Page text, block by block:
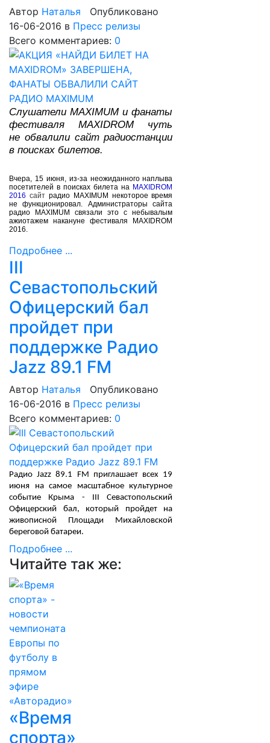
Автор Наталья
Опубликовано
16-06-2016 в Пресс релизы
Всего комментариев: 0
Слушатели MAXIMUM и фанаты
фестиваля MAXIDROM чуть
не обвалили сайт радиостанции
в поисках билетов.
Вчера, 15 июня, из-за неожиданного наплыва
посетителей в поисках билета на MAXIDROM
2016 сайт радио MAXIMUM некоторое время
не функционировал. Администраторы сайта
радио MAXIMUM связали это с небывалым
ажиотажем накануне фестиваля MAXIDROM
2016.
Подробнее ...
III
Севастопольский
Офицерский бал
пройдет при
поддержке Радио
Jazz 89.1 FM
Автор Наталья
Опубликовано
16-06-2016 в Пресс релизы
Всего комментариев: 0
Радио Jazz 89.1 FM приглашает всех 19
июня на самое масштабное культурное
событие Крыма - III Севастопольский
Офицерский бал, который пройдет на
живописной Площади Михайловской
береговой батареи.
Подробнее ...
Читайте так же:
«Время
спорта»